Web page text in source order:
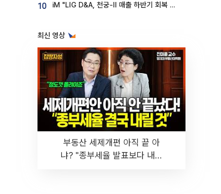
10 iM "LIG D&A, 천궁-II 매출 하반기 회복 전망…방산 톱픽 유지"
최신 영상
부동산 세제개편 아직 끝 아
냐? "종부세율 발표보다 내릴